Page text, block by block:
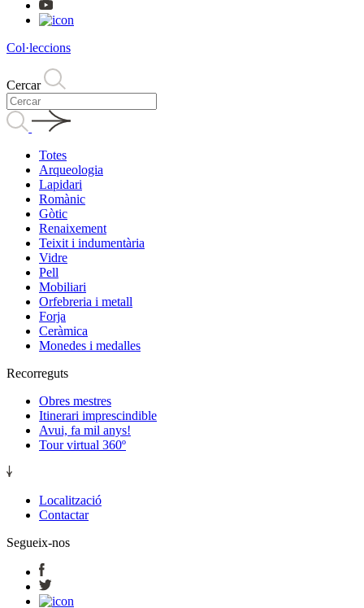
Col·leccions
Cercar
Totes
Arqueologia
Lapidari
Romànic
Gòtic
Renaixement
Teixit i indumentària
Vidre
Pell
Mobiliari
Orfebreria i metall
Forja
Ceràmica
Monedes i medalles
Recorreguts
Obres mestres
Itinerari imprescindible
Avui, fa mil anys!
Tour virtual 360º
Localització
Contactar
Segueix-nos